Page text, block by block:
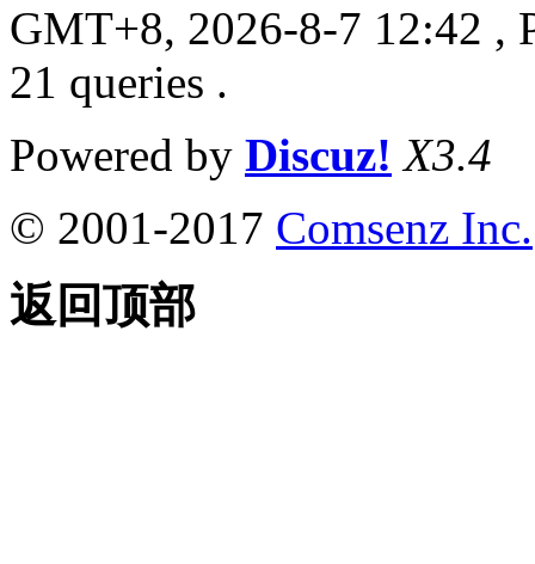
GMT+8, 2026-8-7 12:42 ,
21 queries .
Powered by Discuz! X3.4
© 2001-2017 Comsenz Inc.
返回顶部